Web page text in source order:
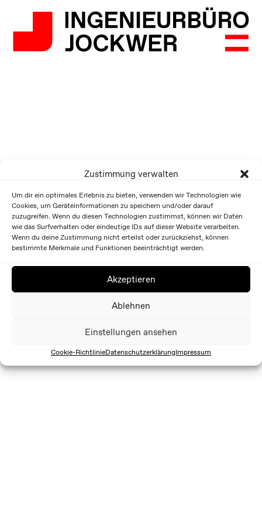
Zustimmung verwalten
Um dir ein optimales Erlebnis zu bieten, verwenden wir Technologien wie
Cookies, um Geräteinformationen zu speichern und/oder darauf
zuzugreifen. Wenn du diesen Technologien zustimmst, können wir Daten
wie das Surfverhalten oder eindeutige IDs auf dieser Website verarbeiten.
Wenn du deine Zustimmung nicht erteilst oder zurückziehst, können
bestimmte Merkmale und Funktionen beeinträchtigt werden.
Akzeptieren
Ablehnen
Einstellungen ansehen
Cookie-RichtlinieDatenschutzerklärungImpressum